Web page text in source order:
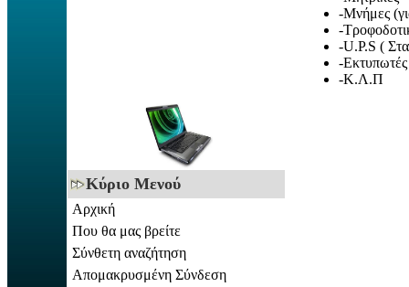
-Μνήμες
-
-U.P.S (
-Εκτυπωτές
-Κ.Λ.Π
Κύριο Μενού
Αρχική
Που θα μας βρείτε
Σύνθετη αναζήτηση
Απομακρυσμένη Σύνδεση